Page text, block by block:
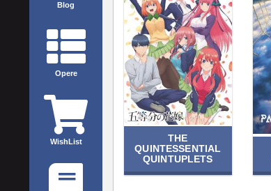
Blog
Opere
WishList
THE
QUINTESSENTIAL
QUINTUPLETS